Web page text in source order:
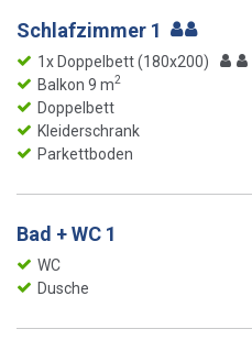
Schlafzimmer 1
1x Doppelbett (180x200)
Balkon 9 m2
Doppelbett
Kleiderschrank
Parkettboden
Bad + WC 1
WC
Dusche